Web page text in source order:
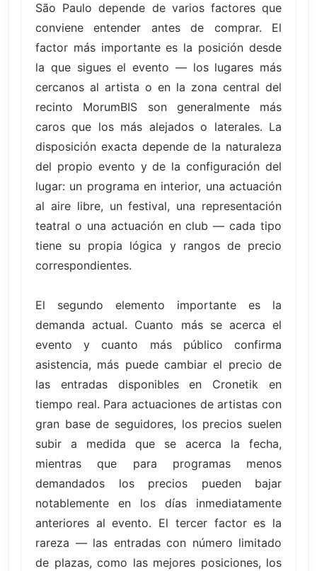
São Paulo depende de varios factores que
conviene entender antes de comprar. El
factor más importante es la posición desde
la que sigues el evento — los lugares más
cercanos al artista o en la zona central del
recinto MorumBIS son generalmente más
caros que los más alejados o laterales. La
disposición exacta depende de la naturaleza
del propio evento y de la configuración del
lugar: un programa en interior, una actuación
al aire libre, un festival, una representación
teatral o una actuación en club — cada tipo
tiene su propia lógica y rangos de precio
correspondientes.
El segundo elemento importante es la
demanda actual. Cuanto más se acerca el
evento y cuanto más público confirma
asistencia, más puede cambiar el precio de
las entradas disponibles en Cronetik en
tiempo real. Para actuaciones de artistas con
gran base de seguidores, los precios suelen
subir a medida que se acerca la fecha,
mientras que para programas menos
demandados los precios pueden bajar
notablemente en los días inmediatamente
anteriores al evento. El tercer factor es la
rareza — las entradas con número limitado
de plazas, como las mejores posiciones, los